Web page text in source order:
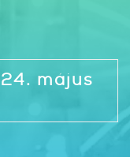
május